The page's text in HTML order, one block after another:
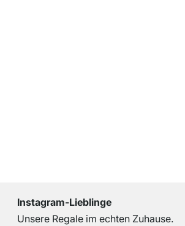
Instagram-Lieblinge
Unsere Regale im echten Zuhause.